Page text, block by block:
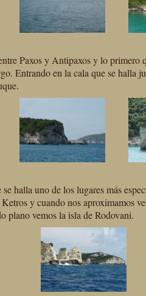
Paxos y Antipaxos y lo primero
Entrando en la cala que se halla
halla uno de los lugares más
y cuando nos aproximamos
plano vemos la isla de Rodovani.